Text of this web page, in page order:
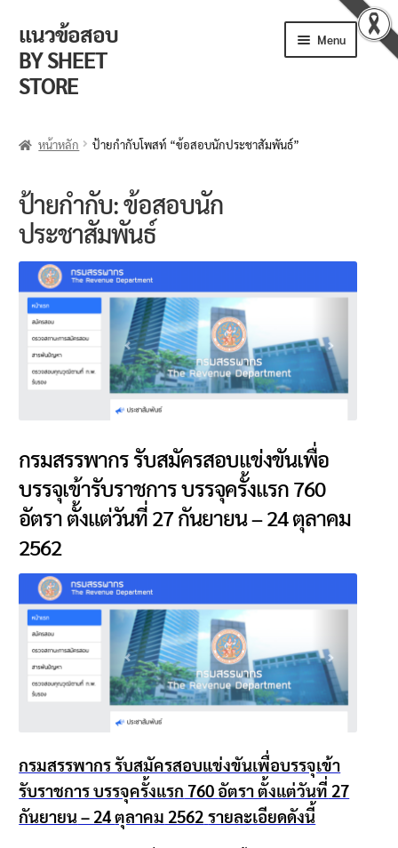
Skip
to
navigation
Skip
to
content
แนวข้อสอบ
BY SHEET
STORE
Menu
วิธีการสั่งซื้อ
รีวิวจากลูกค้า
ติดตามพัสดุ
ข่าวเปิดสอบงานราชการ
คำถามที่พบบ่อย
หน้าหลัก ป้ายกำกับโพสท์ “ข้อสอบนักประชาสัมพันธ์”
ป้ายกำกับ:ข้อสอบนัก
ประชาสัมพันธ์
กรมสรรพากร รับสมัครสอบแข่งขันเพื่อ
บรรจุเข้ารับราชการ บรรจุครั้งแรก760
อัตรา ตั้งแต่วันที่27กันยายน– 24ตุลาคม
2562
กรมสรรพากร รับสมัครสอบแข่งขันเพื่อบรรจุเข้า
รับราชการ บรรจุครั้งแรก 760อัตรา ตั้งแต่วันที่ 27
กันยายน– 24ตุลาคม 2562 รายละเอียดดังนี้